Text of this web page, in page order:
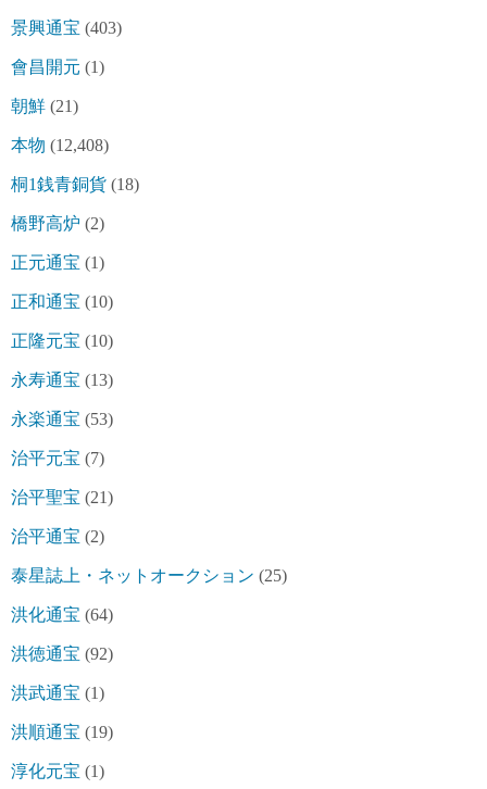
景興通宝 (403)
會昌開元 (1)
朝鮮 (21)
本物 (12,408)
桐1銭青銅貨 (18)
橋野高炉 (2)
正元通宝 (1)
正和通宝 (10)
正隆元宝 (10)
永寿通宝 (13)
永楽通宝 (53)
治平元宝 (7)
治平聖宝 (21)
治平通宝 (2)
泰星誌上・ネットオークション (25)
洪化通宝 (64)
洪徳通宝 (92)
洪武通宝 (1)
洪順通宝 (19)
淳化元宝 (1)